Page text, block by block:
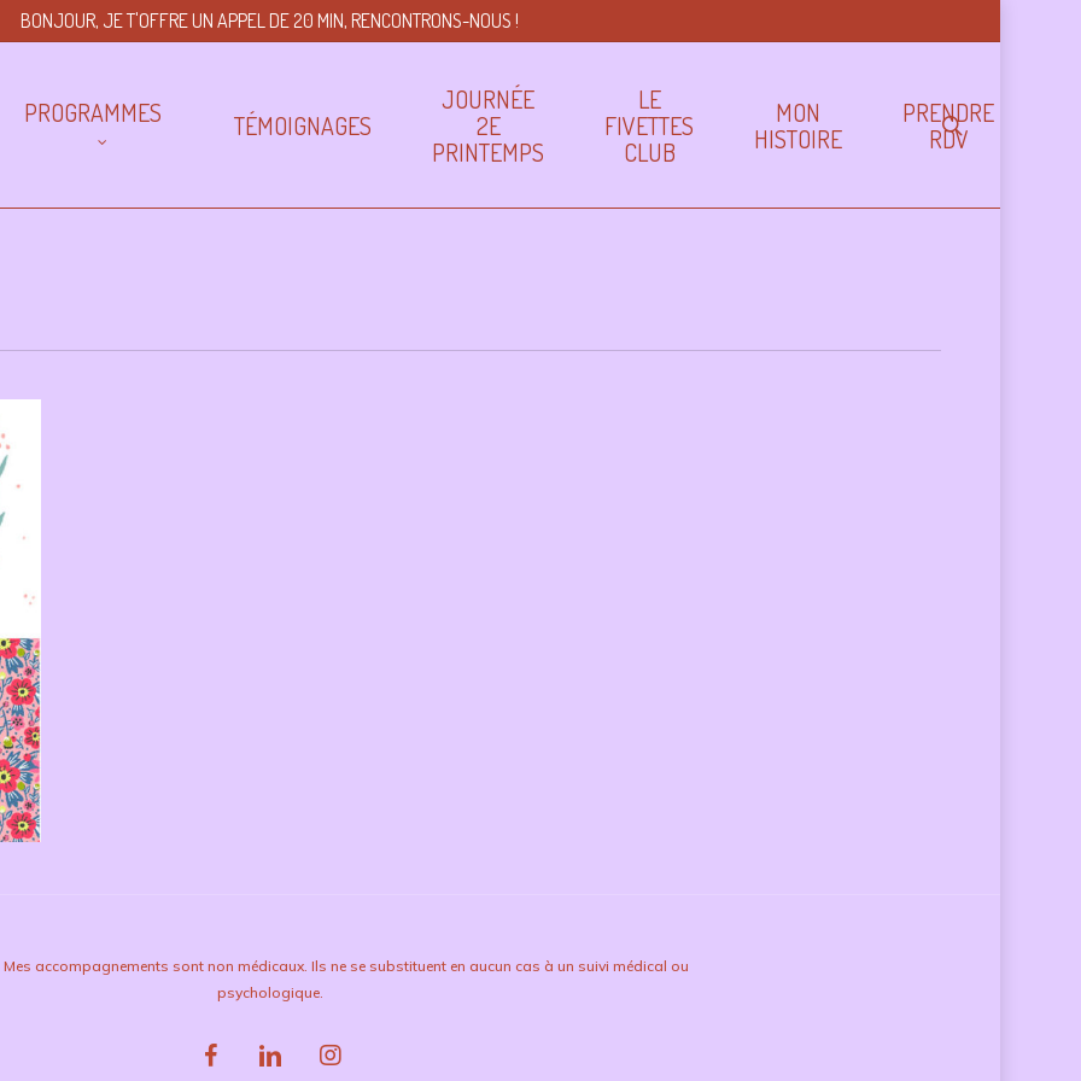
BONJOUR, JE T'OFFRE UN APPEL DE 20 MIN, RENCONTRONS-NOUS !
PROGRAMMES TÉMOIGNAGES
JOURNÉE
2E
PRINTEMPS
LE
FIVETTES
CLUB
MON
HISTOIRE
PRENDRE
RDVsearch
accompagnements sont non médicaux. Ils ne se substituent en aucun cas à un suivi médical ou
psychologique.
facebooklinkedin instagram